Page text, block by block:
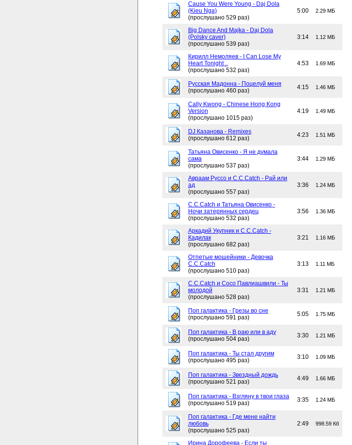
Cause You Were Young - Daj Dola
(Kieu Nga)
(прослушано 529 раз)
5:00 2.29 МБ
Big Dance And Majka - Daj Dola
(Polsky caver)
(прослушано 539 раз)
3:14 1.12 МБ
Кирилл Немоляев - I Can Lose My
Heart Tonight ..
(прослушано 532 раз)
4:53 1.69 МБ
Русская Мадонна - Поцелуй меня
(прослушано 460 раз)
4:15 1.46 МБ
Cally Kwong - Chinese Hong Kong
Version
(прослушано 1015 раз)
4:19 1.49 МБ
DJ Казанова - Remixes
(прослушано 612 раз)
4:23 1.51 МБ
Татьяна Овисенко - Я не думала
сама
(прослушано 537 раз)
3:44 1.29 МБ
Авраам Руссо и C.C.Catch - Рай или
ад
(прослушано 557 раз)
3:36 1.24 МБ
C.C.Catch и Татьяна Овисенко -
Ночи затерянных сердец
(прослушано 532 раз)
3:56 1.36 МБ
Аркадий Укупник и C.C.Catch -
Кадилак
(прослушано 682 раз)
3:21 1.16 МБ
Отпетые мошейники - Девочка
C.C.Catch
(прослушано 510 раз)
3:13 1.11 МБ
C.C.Catch и Сосо Павлиашвили - Ты
молодой
(прослушано 528 раз)
3:31 1.21 МБ
Поп галактика - Грезы во сне
(прослушано 591 раз)
5:05 1.75 МБ
Поп галактика - В раю или в аду
(прослушано 504 раз)
3:30 1.21 МБ
Поп галактика - Ты стал другим
(прослушано 495 раз)
3:10 1.09 МБ
Поп галактика - Звездный дождь
(прослушано 521 раз)
4:49 1.66 МБ
Поп галактика - Взгляну в твои глаза
(прослушано 519 раз)
3:35 1.24 МБ
Поп галактика - Где мене найти
любовь
(прослушано 525 раз)
2:49 998.59 Кб
Ирина Дорофеева - Если ты